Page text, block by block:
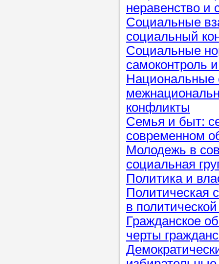
репетитора.
Мы
в
советам,
репетитора
Совет 3.
студент-
хорошо
задачей. Он
цена ниже, и
найдет
учеником.
неравенство и
Социальные
социальный
Социальные
самоконтроль
Национальные
конфликты
Семья и быт:
современном
Молодежь в
социальная
Политика и
Политическая
в
Гражданское
черты